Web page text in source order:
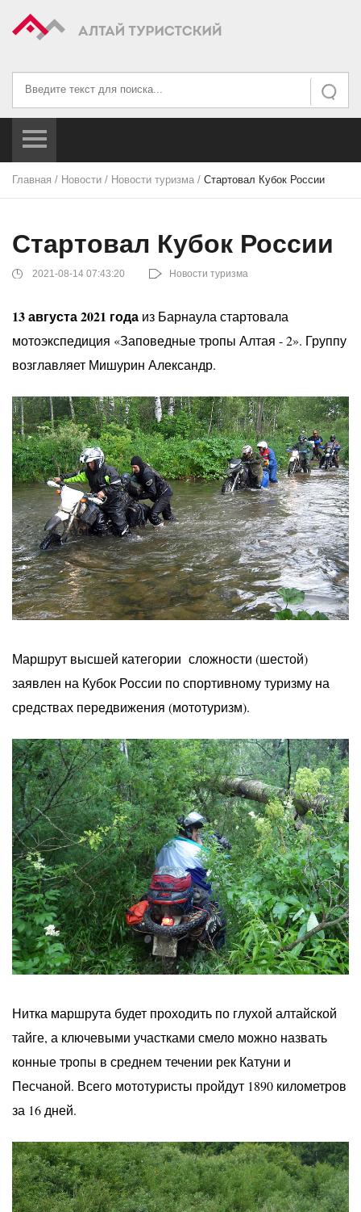
Искать
Искать...
Главная / Новости / Новости туризма / Стартовал Кубок России
Стартовал Кубок России
2021-08-14 07:43:20 Новости туризма
13 августа 2021 года из Барнаула стартовала
мотоэкспедиция «Заповедные тропы Алтая - 2». Группу
возглавляет Мишурин Александр.
Маршрут высшей категории сложности (шестой)
заявлен на Кубок России по спортивному туризму на
средствах передвижения (мототуризм).
Нитка маршрута будет проходить по глухой алтайской
тайге, а ключевыми участками смело можно назвать
конные тропы в среднем течении рек Катуни и
Песчаной. Всего мототуристы пройдут 1890 километров
за 16 дней.